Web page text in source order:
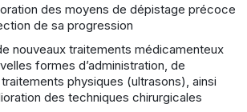
des moyens de dépistage précoce
de sa progression
nouveaux traitements médicamenteux
formes d’administration, de
physiques (ultrasons), ainsi
des techniques chirurgicales